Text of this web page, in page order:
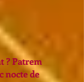
? Patrem
nocte de